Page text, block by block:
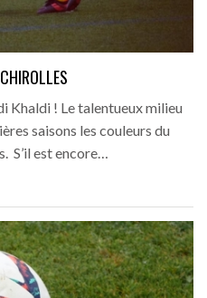
Khaldi ! Le talentueux milieu
saisons les couleurs du
S’il est encore…